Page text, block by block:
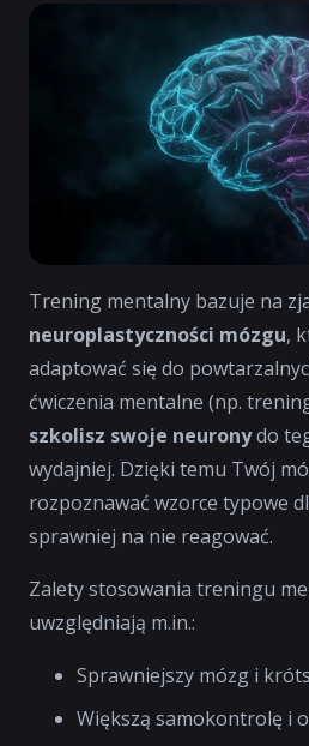
Trening mentalny bazuje na
neuroplastyczności mózgu,
adaptować się do
ćwiczenia mentalne (np.
szkolisz swoje neuronydo
wydajniej. Dzięki temu Twój
rozpoznawać wzorce typowe
sprawniej na nie reagować.
Zalety stosowania treningu
uwzględniają m.in.:
Sprawniejszy mózg i
Większą samokontrolę i